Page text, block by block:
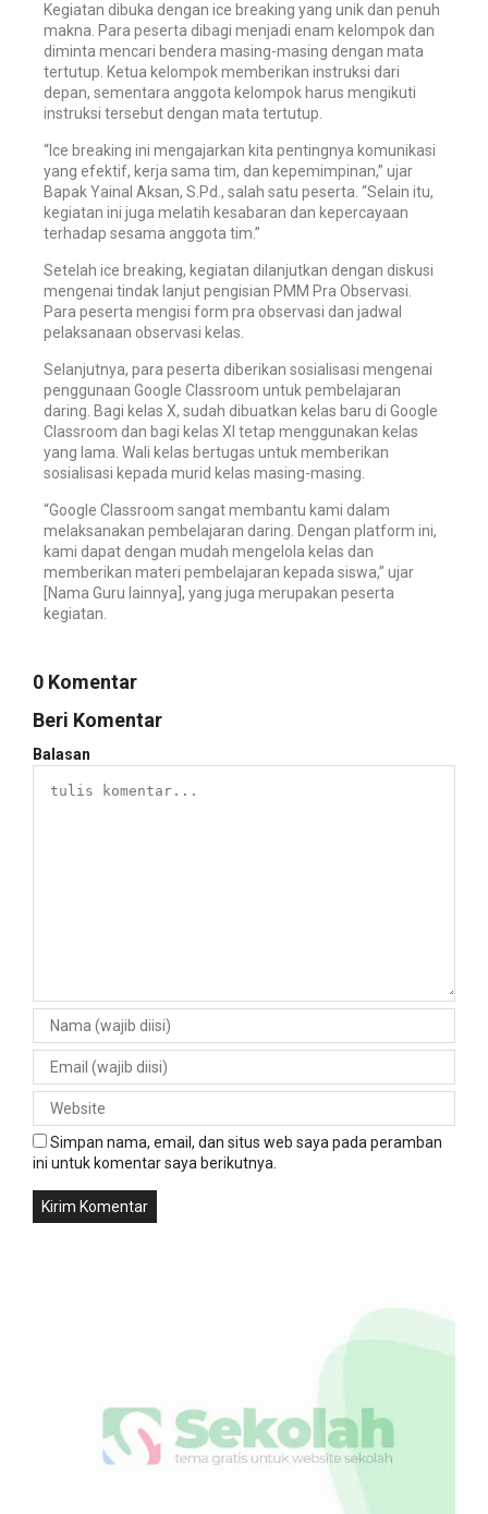
Kegiatan dibuka dengan ice breaking yang unik dan penuh
makna. Para peserta dibagi menjadi enam kelompok dan
diminta mencari bendera masing-masing dengan mata
tertutup. Ketua kelompok memberikan instruksi dari
depan, sementara anggota kelompok harus mengikuti
instruksi tersebut dengan mata tertutup.
“Ice breaking ini mengajarkan kita pentingnya komunikasi
yang efektif, kerja sama tim, dan kepemimpinan,” ujar
Bapak Yainal Aksan, S.Pd., salah satu peserta. “Selain itu,
kegiatan ini juga melatih kesabaran dan kepercayaan
terhadap sesama anggota tim.”
Setelah ice breaking, kegiatan dilanjutkan dengan diskusi
mengenai tindak lanjut pengisian PMM Pra Observasi.
Para peserta mengisi form pra observasi dan jadwal
pelaksanaan observasi kelas.
Selanjutnya, para peserta diberikan sosialisasi mengenai
penggunaan Google Classroom untuk pembelajaran
daring. Bagi kelas X, sudah dibuatkan kelas baru di Google
Classroom dan bagi kelas XI tetap menggunakan kelas
yang lama. Wali kelas bertugas untuk memberikan
sosialisasi kepada murid kelas masing-masing.
“Google Classroom sangat membantu kami dalam
melaksanakan pembelajaran daring. Dengan platform ini,
kami dapat dengan mudah mengelola kelas dan
memberikan materi pembelajaran kepada siswa,” ujar
[Nama Guru lainnya], yang juga merupakan peserta
kegiatan.
0 Komentar
Beri Komentar
Balasan
Simpan nama, email, dan situs web saya pada peramban
ini untuk komentar saya berikutnya.